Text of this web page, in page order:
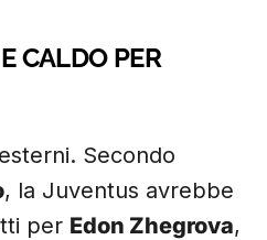
CALDO PER
Secondo
, la Juventus avrebbe
per Edon Zhegrova,